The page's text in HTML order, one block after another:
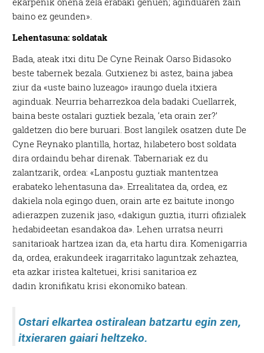
baino ez geunden».
Lehentasuna: soldatak
Bada, ateak itxi ditu De Cyne Reinak Oarso Bidasoko
beste tabernek bezala. Gutxienez bi astez, baina jabea
ziur da «uste baino luzeago» iraungo duela itxiera
aginduak. Neurria beharrezkoa dela badaki Cuellarrek,
baina beste ostalari guztiek bezala, ‘eta orain zer?’
galdetzen dio bere buruari. Bost langilek osatzen dute De
Cyne Reynako plantilla, hortaz, hilabetero bost soldata
dira ordaindu behar direnak. Tabernariak ez du
zalantzarik, ordea: «Lanpostu guztiak mantentzea
erabateko lehentasuna da». Errealitatea da, ordea, ez
dakiela nola egingo duen, orain arte ez baitute inongo
adierazpen zuzenik jaso, «dakigun guztia, iturri ofizialek
hedabideetan esandakoa da». Lehen urratsa neurri
sanitarioak hartzea izan da, eta hartu dira. Komenigarria
da, ordea, erakundeek iragarritako laguntzak zehaztea,
eta azkar iristea kaltetuei, krisi sanitarioa ez
dadin kronifikatu krisi ekonomiko batean.
Ostari elkartea ostiralean batzartu egin zen,
itxieraren gaiari heltzeko.